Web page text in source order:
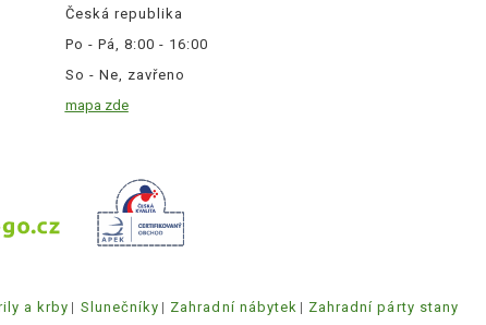
Česká republika
Po - Pá, 8:00 - 16:00
So - Ne, zavřeno
mapa zde
a krby Slunečníky Zahradní nábytek Zahradní párty stany